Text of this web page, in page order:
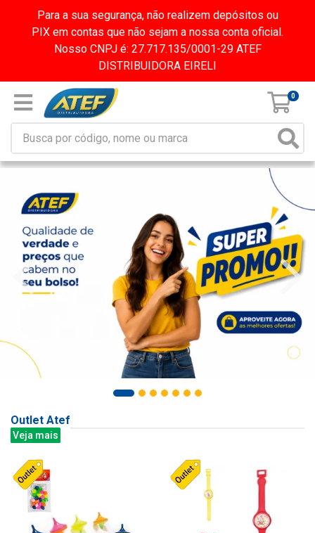
Para a sua segurança, não realizem depósitos ou
PIX em contas que não sejam a nossa conta oficial.
Nosso CNPJ é: 27.717.135/0001-29 ATEF
DISTRIBUIDORA EIRELI
0
Outlet Atef
Veja mais